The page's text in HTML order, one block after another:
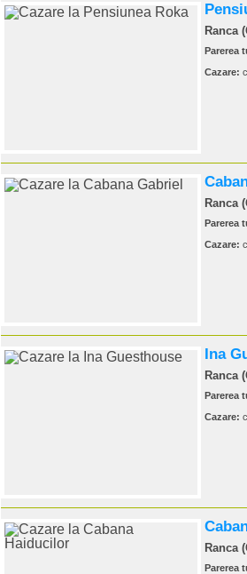
Ranca
Parerea
Cazare:
Ranca
Parerea
Cazare:
Ina
Ranca
Parerea
Cazare:
Ranca
Parerea